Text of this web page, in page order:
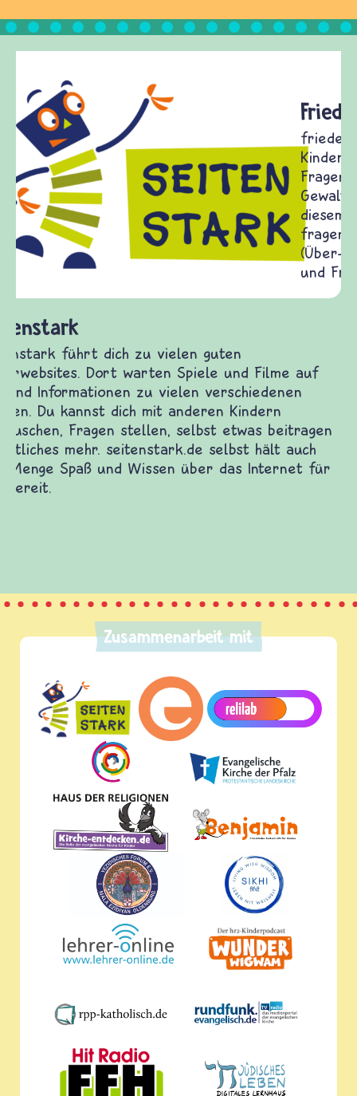
Frieden Fragen
frieden-fragen.de ist ein Internet-Angebot für
Kinder, Eltern und ErzieherInnen das zu
Fragen von Krieg und Frieden, Streit und
Gewalt informiert und einen Austausch zu
diesem Themenbereich ermöglicht. frieden-
fragen.de bietet Antworten auf wichtige
(Über-)Lebensfragen aus den Bereichen Krieg
Zusammenarbeit mit